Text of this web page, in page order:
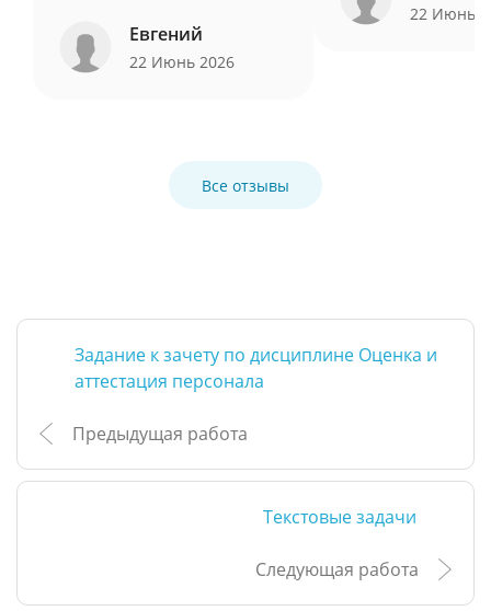
Евгений
22 Июнь 2026
22 Июнь
Все отзывы
Задание к зачету по дисциплине Оценка и
аттестация персонала
Предыдущая работа
Текстовые задачи
Следующая работа